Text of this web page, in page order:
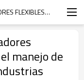
EL PODER DE LOS TRANSPORTADORES FLEXIBLES: REVOLUCIONANDO EL MANEJO DE MATERIALES EN TODAS LAS INDUSTRIAS
manejo de